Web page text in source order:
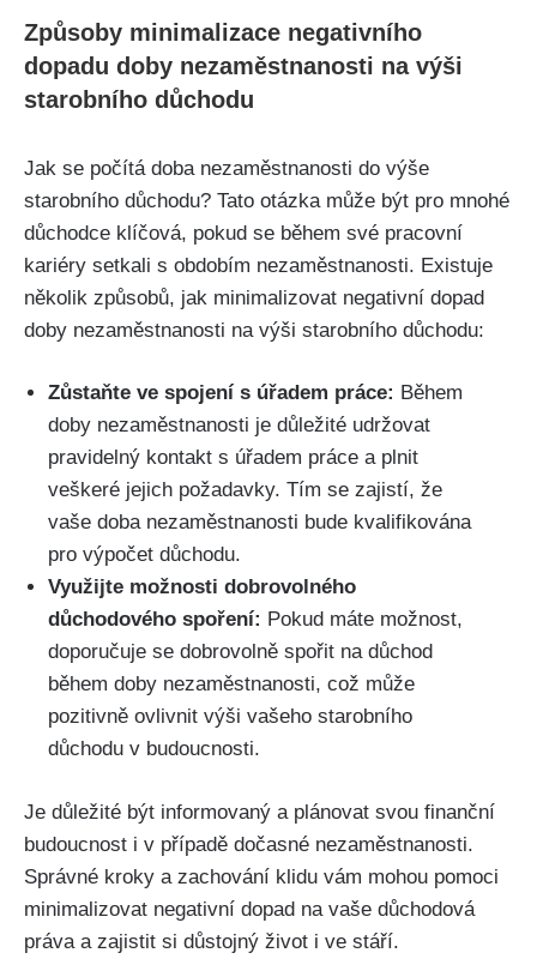
Způsoby minimalizace negativního
dopadu doby nezaměstnanosti na výši
starobního důchodu
Jak se počítá doba nezaměstnanosti do výše
starobního důchodu? Tato otázka může být pro mnohé
důchodce klíčová, pokud se během své pracovní
kariéry setkali s obdobím nezaměstnanosti. Existuje
několik způsobů, jak minimalizovat negativní dopad
doby nezaměstnanosti na výši starobního důchodu:
Zůstaňte ve spojení s úřadem práce: Během
doby nezaměstnanosti je důležité udržovat
pravidelný kontakt s úřadem práce a plnit
veškeré jejich požadavky. Tím se zajistí, že
vaše doba nezaměstnanosti bude kvalifikována
pro výpočet důchodu.
Využijte možnosti dobrovolného
důchodového spoření: Pokud máte možnost,
doporučuje se dobrovolně spořit na důchod
během doby nezaměstnanosti, což může
pozitivně ovlivnit výši vašeho starobního
důchodu v budoucnosti.
Je důležité být informovaný a plánovat svou finanční
budoucnost i v případě dočasné nezaměstnanosti.
Správné kroky a zachování klidu vám mohou pomoci
minimalizovat negativní dopad na vaše důchodová
práva a zajistit si důstojný život i ve stáří.